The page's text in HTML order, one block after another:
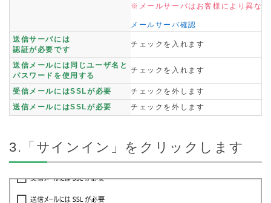
※メールサーバはお客様により異な
メールサーバ確認
送信サーバには
認証が必要です
チェックを入れます
送信メールには同じユーザ名と
パスワードを使用する
チェックを入れます
受信メールにはSSLが必要
チェックを外します
送信メールにはSSLが必要
チェックを外します
3.「サインイン」をクリックします